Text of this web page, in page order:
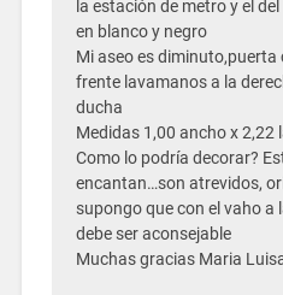
la estación de metro y el
en blanco y negro
Mi aseo es
frente lavamanos a la
ducha
Medidas 1,00 ancho x 2,22
Como lo podría decorar?
encantan…son atrevidos,
supongo que con el vaho a
debe ser aconsejable
Muchas gracias Maria